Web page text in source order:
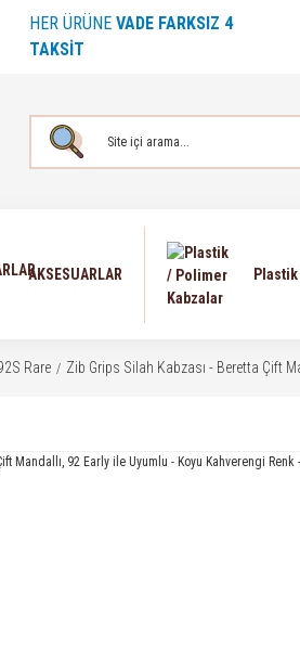
HER ÜRÜNE VADE FARKSIZ 4
TAKSİT
AKSESUARLAR
Rare Zib Grips Silah Kabzası - Beretta Çift